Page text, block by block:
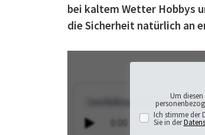
bei kaltem Wetter Hobbys
die Sicherheit natürlich an
Um
Ich stimme der
Sie in der